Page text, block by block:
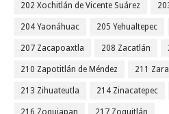
202 Xochitlán de Vicente Suárez
204 Yaonáhuac 205 Yehualtepec
207 Zacapoaxtla 208 Zacatlán
210 Zapotitlán de Méndez 211
213 Zihuateutla 214 Zinacatepec
216 Zoquiapan 217 Zoquitlán